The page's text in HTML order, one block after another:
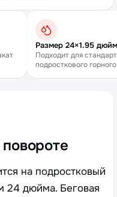
Размер 24×1.95
Подходит для
подросткового
на подростковый
24 дюйма. Беговая